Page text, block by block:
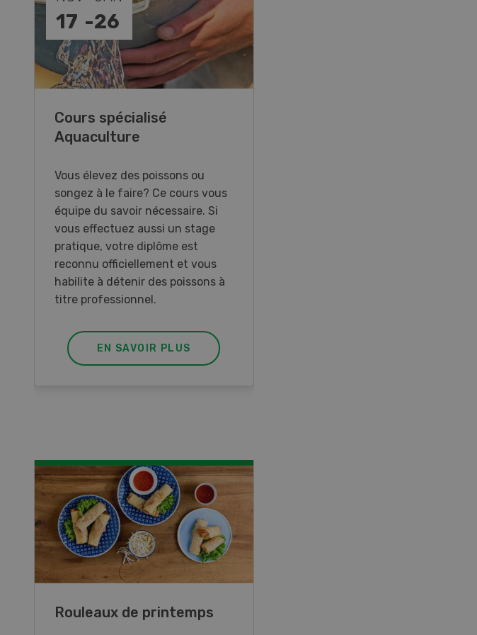
17 -26
Cours spécialisé
Aquaculture
Vous élevez des poissons ou
songez à le faire? Ce cours vous
équipe du savoir nécessaire. Si
vous effectuez aussi un stage
pratique, votre diplôme est
reconnu officiellement et vous
habilite à détenir des poissons à
titre professionnel.
EN SAVOIR PLUS
Rouleaux de printemps